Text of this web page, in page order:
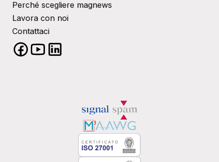
Perché scegliere magnews
Lavora con noi
Contattaci